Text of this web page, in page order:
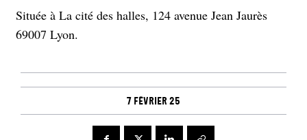
Située à La cité des halles, 124 avenue Jean Jaurès
69007 Lyon.
7 février 25